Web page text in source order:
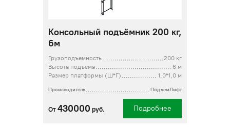
Консольный подъёмник 200 кг,
6м
Грузоподъемность
200 кг
Высота подъема
6 м
Размер платформы (Ш*Г)
1,0*1,0 м
Производитель ПодъемЛифт
От 430000 руб. Подробнее